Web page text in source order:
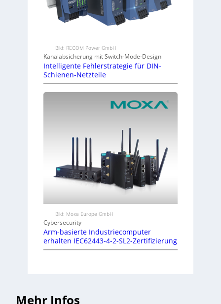
Bild: RECOM Power GmbH
Kanalabsicherung mit Switch-Mode-Design
Intelligente Fehlerstrategie für DIN-
Schienen-Netzteile
Bild: Moxa Europe GmbH
Cybersecurity
Arm-basierte Industriecomputer
erhalten IEC62443-4-2-SL2-Zertifizierung
Mehr Infos